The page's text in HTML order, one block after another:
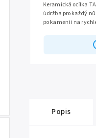
Keramická ocílka
údržba pro každý
po kameni i na
Popis